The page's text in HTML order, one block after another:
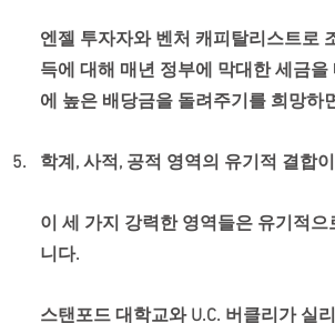
엔젤 투자자와 벤처 캐피탈리스트로
득에 대해 매년 정부에 막대한 세금
에 높은 배당금을 돌려주기를 희망하
학계, 사적, 공적 영역의 유기적 결합
이 세 가지 강력한 영역들은 유기적
니다.
스탠포드 대학교와 U.C. 버클리가 실